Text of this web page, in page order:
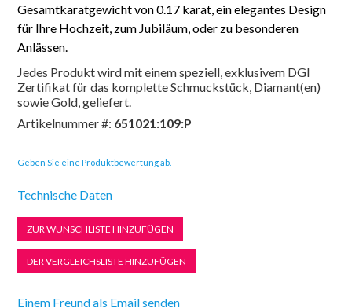
Gesamtkaratgewicht von 0.17 karat, ein elegantes Design
für Ihre Hochzeit, zum Jubiläum, oder zu besonderen
Anlässen.
Jedes Produkt wird mit einem speziell, exklusivem DGI
Zertifikat für das komplette Schmuckstück, Diamant(en)
sowie Gold, geliefert.
Artikelnummer #: 651021:109:P
Geben Sie eine Produktbewertung ab.
Technische Daten